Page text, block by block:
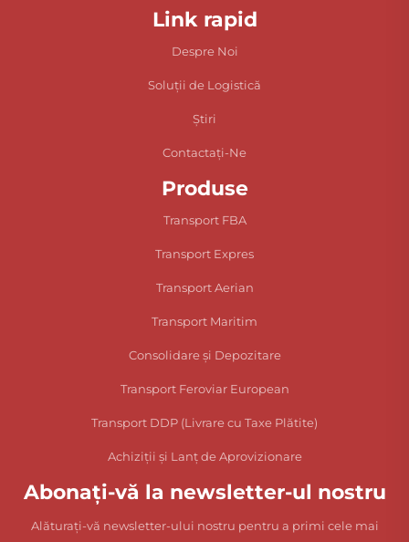
Link rapid
Despre Noi
Soluții de Logistică
Știri
Contactați-Ne
Produse
Transport FBA
Transport Expres
Transport Aerian
Transport Maritim
Consolidare și Depozitare
Transport Feroviar European
Transport DDP (Livrare cu Taxe Plătite)
Achiziții și Lanț de Aprovizionare
Abonați-vă la newsletter-ul nostru
Alăturați-vă newsletter-ului nostru pentru a primi cele mai